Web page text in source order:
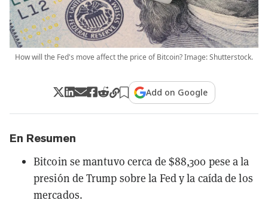
How will the Fed's move affect the price of Bitcoin? Image: Shutterstock.
Add on Google
En Resumen
Bitcoin se mantuvo cerca de $88,300 pese a la
presión de Trump sobre la Fed y la caída de los
mercados.